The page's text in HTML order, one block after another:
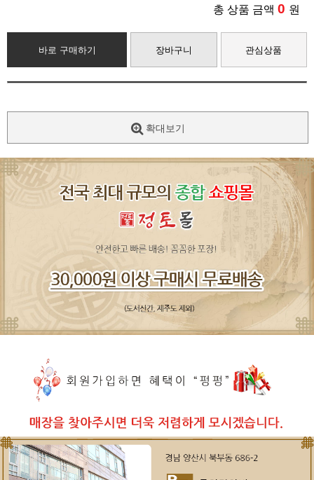
총 상품 금액 0 원
바로 구매하기 장바구니 관심상품
확대보기